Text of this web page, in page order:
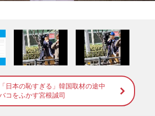
「日本の恥すぎる」韓国取材の途中
コをふかす宮根誠司